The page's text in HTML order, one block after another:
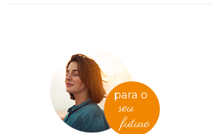
para o
seu
futuro